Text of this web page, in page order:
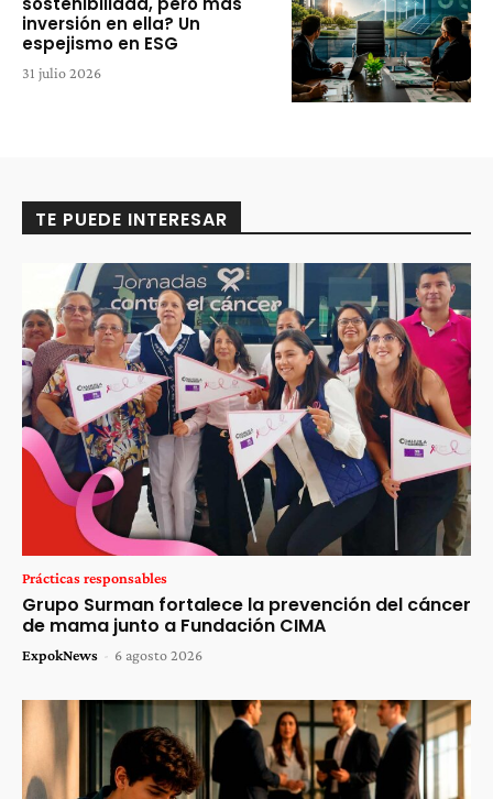
inversión en ella? Un
espejismo en ESG
31 julio 2026
TE PUEDE INTERESAR
Prácticas responsables
Grupo Surman fortalece la prevención del cáncer
de mama junto a Fundación CIMA
ExpokNews - 6 agosto 2026